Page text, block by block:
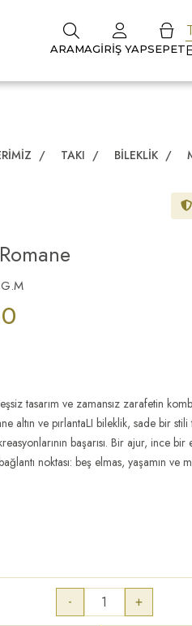
ARAMAGIRIŞ YAPSEPET
/ TAKI / BILEKLIK /
tasarım ve zamansız zarafetin
altın ve pırlantaLI bileklik, sade bir
başarısı. Bir ajur, ince
noktası: beş elmas, yaşamın ve
- +